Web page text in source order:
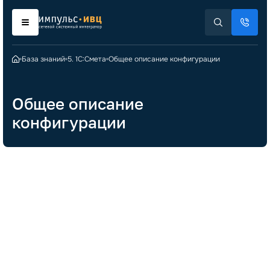
База знаний 5. 1С:Смета Общее описание конфигурации
Общее описание
конфигурации